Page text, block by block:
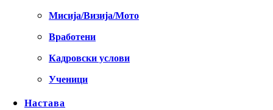
Мисија/Визија/Мото
Вработени
Кадровски услови
Ученици
Настава